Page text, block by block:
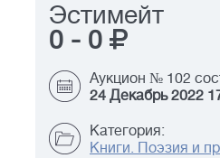
Эстимейт
0 - 0
Аукцион № 102
24 Декабрь 2022
Категория:
Книги. Поэзия и